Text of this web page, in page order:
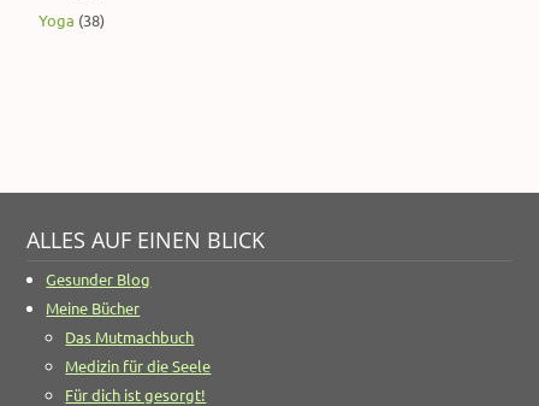
Yoga (38)
ALLES AUF EINEN BLICK
Gesunder Blog
Meine Bücher
Das Mutmachbuch
Medizin für die Seele
Für dich ist gesorgt!